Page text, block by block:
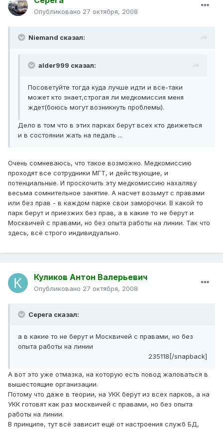
Опубликовано 27 октября, 2008
Niemand сказал:
alder999 сказал:
Посоветуйте тогда куда лучше идти и все-таки
может кто знает,строгая ли медкомиссия меня
ждет(боюсь могут возникнуть проблемы).
Дело в том что в этих парках берут всех кто движеться
и в состоянии жать на педаль ...
Очень сомневаюсь, что такое возможно. Медкомиссию
проходят все сотрудники МГТ, и действующие, и
потенциальные. И проскочить эту медкомиссию нахаляву
весьма сомнительное занятие. А насчет возьмут с правами
или без прав - в каждом парке свои заморочки. В какой то
парк берут и приезжих без прав, а в какие то не берут и
Москвичей с правами, но без опыта работы на линии. Так что
здесь, всё строго индивидуально.
Куликов Антон Валерьевич
Опубликовано 27 октября, 2008
Серега сказал:
а в какие то не берут и Москвичей с правами, но без
опыта работы на линии
235118[/snapback]
А вот это уже отмазка, на которую есть повод жаловаться в
вышестоящие организации.
Потому что даже в теории, на УКК берут из всех парков, а на
УКК готовят как раз москвичей с правами, но без опыта
работы на линии.
В принципе, тут всё зависит ещё от настроения служб БД,